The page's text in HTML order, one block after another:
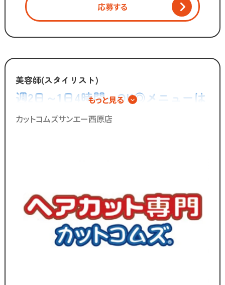
・ブロー
「子供を預けている時間だけ働きたい」
「家庭も大切にしながら
効率よく働きたい」
そんな想いを抱えるあなたを
30代～50代の方に
多く選ばれています！
応募する
美容師(スタイリスト)
週2日～1日4時間～OK◎メニューは
カットのみ◎シャンプーやカラー、
もっと見る
カットコムズサンエー西原店